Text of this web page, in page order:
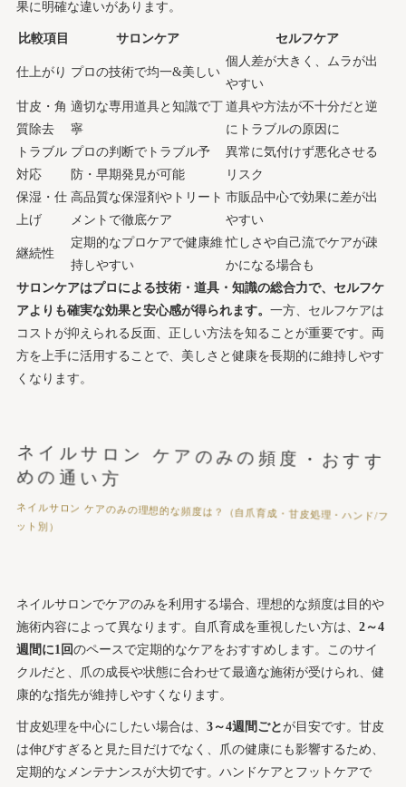
果に明確な違いがあります。
比較項目 サロンケア セルフケア
仕上がり プロの技術で均一&美しい
個人差が大きく、ムラが出
やすい
甘皮・角
質除去
適切な専用道具と知識で丁
寧
道具や方法が不十分だと逆
にトラブルの原因に
トラブル
対応
プロの判断でトラブル予
防・早期発見が可能
異常に気付けず悪化させる
リスク
保湿・仕
上げ
高品質な保湿剤やトリート
メントで徹底ケア
市販品中心で効果に差が出
やすい
継続性
定期的なプロケアで健康維
持しやすい
忙しさや自己流でケアが疎
かになる場合も
サロンケアはプロによる技術・道具・知識の総合力で、セルフケ
アよりも確実な効果と安心感が得られます。 一方、セルフケアは
コストが抑えられる反面、正しい方法を知ることが重要です。両
方を上手に活用することで、美しさと健康を長期的に維持しやす
くなります。
ネイルサロン ケアのみの頻度・おすす
めの通い方
ネイルサロン ケアのみの理想的な頻度は？（自爪育成・甘皮処理・ハンド/フ
ット別）
ネイルサロンでケアのみを利用する場合、理想的な頻度は目的や
施術内容によって異なります。自爪育成を重視したい方は、 2～4
週間に1回のペースで定期的なケアをおすすめします。このサイ
クルだと、爪の成長や状態に合わせて最適な施術が受けられ、健
康的な指先が維持しやすくなります。
甘皮処理を中心にしたい場合は、 3～4週間ごとが目安です。甘皮
は伸びすぎると見た目だけでなく、爪の健康にも影響するため、
定期的なメンテナンスが大切です。ハンドケアとフットケアで